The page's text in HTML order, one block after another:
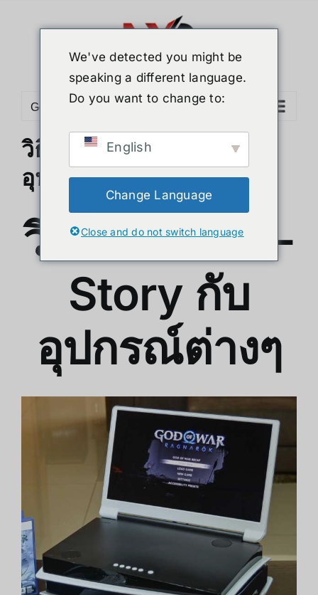
Go to...
วิธีเชื่อมต่อ G-Story กับ
อุปกรณ์ต่างๆ
วิธีเชื่อมต่อ G-
Story กับ
อุปกรณ์ต่างๆ
We've detected you might be
speaking a different language.
Do you want to change to:
English
Change Language
Close and do not switch language